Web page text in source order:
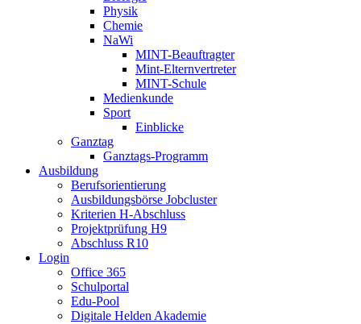
Physik
Chemie
NaWi
MINT-Beauftragter
Mint-Elternvertreter
MINT-Schule
Medienkunde
Sport
Einblicke
Ganztag
Ganztags-Programm
Ausbildung
Berufsorientierung
Ausbildungsbörse Jobcluster
Kriterien H-Abschluss
Projektprüfung H9
Abschluss R10
Login
Office 365
Schulportal
Edu-Pool
Digitale Helden Akademie